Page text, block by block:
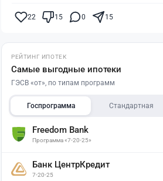
22 15 0 15
РЕЙТИНГ ИПОТЕК
Самые выгодные ипотеки
ГЭСВ «от», по типам программ
Госпрограмма Стандартная
Freedom Bank
Программа «7-20-25»
Банк ЦентрКредит
7-20-25